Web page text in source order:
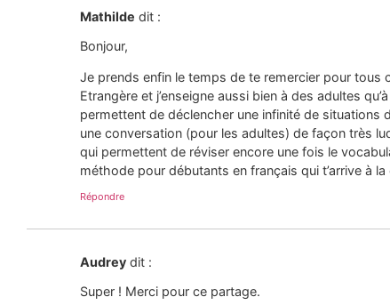
Mathilde dit :
Bonjour,
Je prends enfin le temps de te remercier pour tous
Etrangère et j’enseigne aussi bien à des adultes
permettent de déclencher une infinité de situations
une conversation (pour les adultes) de façon très
qui permettent de réviser encore une fois le
méthode pour débutants en français qui t’arrive à
Répondre
Audrey dit :
Super ! Merci pour ce partage.